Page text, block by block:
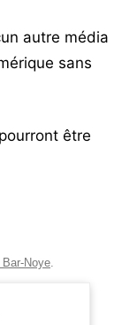
autre média
sans
être
Bar-Noye.